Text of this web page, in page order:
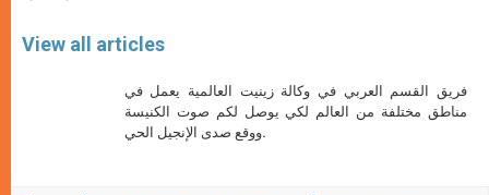
View all articles
فريق القسم العربي في وكالة زينيت العالمية يعمل في
مناطق مختلفة من العالم لكي يوصل لكم صوت الكنيسة
ووقع صدى الإنجيل الحي.